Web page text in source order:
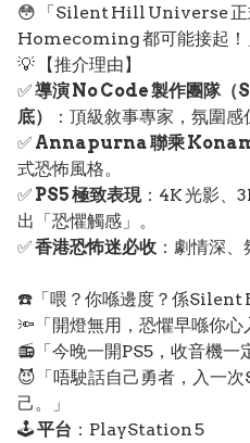
😳 「Silent Hill Universe 正
Homecoming 都可能接起！
💡 【推介理由】
✅導演 No Code 製作團隊
底）
：頂級敘事專家，氛圍感
✅ Annapurna 聯乘
式恐怖風格。
✅ PS5 極致表現：4K 光影、
出「恐懼觸感」。
✅香港恐怖迷必收 ：劇情深
☎️「喂？你喺邊度？係Silent
🔦「開燈無用，恐懼早喺你心
📻「今晚一開PS5，收音機一
😈「唔駛話自己勇者，入一
己。」
🕹️平台 ：PlayStation 5